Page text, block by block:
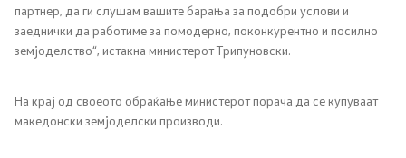
Програми
партнер, да ги слушам вашите барања за подобри услови и
заеднички да работиме за помодерно, поконкурентно и посилно
земјоделство“, истакна министерот Трипуновски.
На крај од своеото обраќање министерот порача да се купуваат
македонски земјоделски производи.